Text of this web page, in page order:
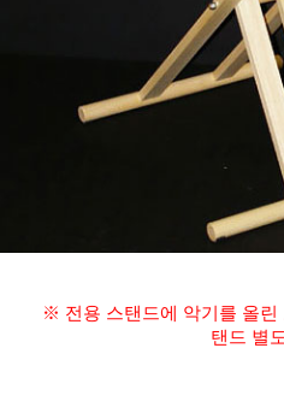
※ 전용 스탠드에 악기를 올린
탠드 별